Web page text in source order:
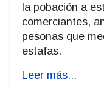
la pobación a
comerciantes,
pesonas que
estafas.
Leer más...